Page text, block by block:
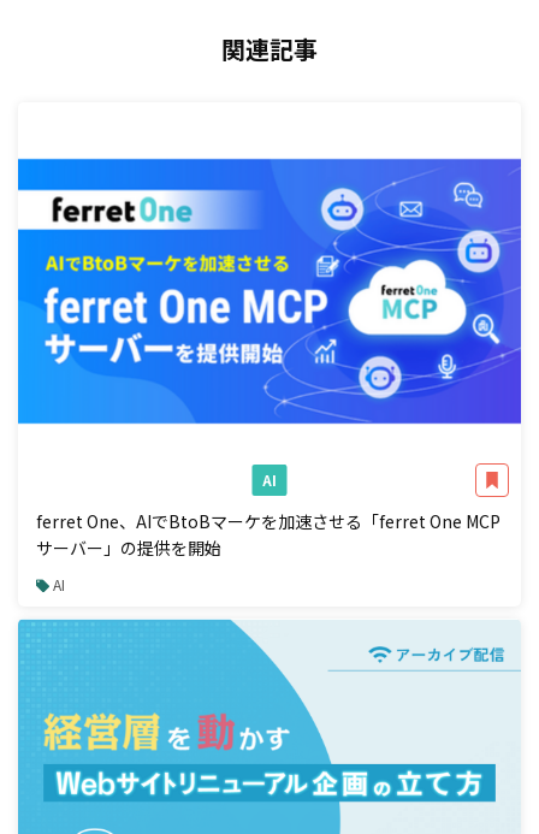
関連記事
AI
ferret One、AIでBtoBマーケを加速させる「ferret One MCP
サーバー」の提供を開始
AI